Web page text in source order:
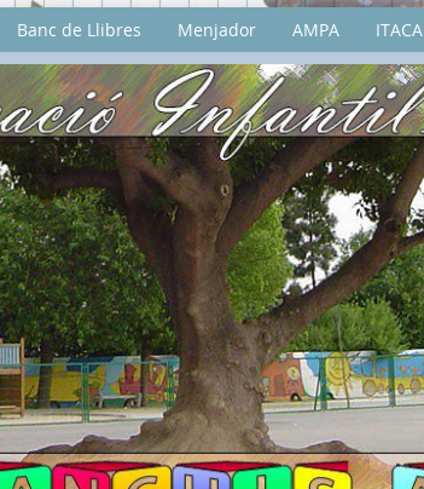
Banc de Llibres Menjador AMPA ITACA